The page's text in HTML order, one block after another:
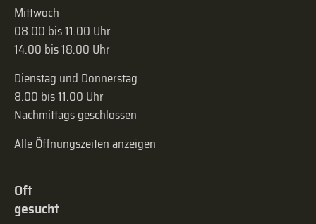
Mittwoch
08.00 bis 11.00 Uhr
14.00 bis 18.00 Uhr
Dienstag und Donnerstag
8.00 bis 11.00 Uhr
Nachmittags geschlossen
Alle Öffnungszeiten anzeigen
Oft
gesucht